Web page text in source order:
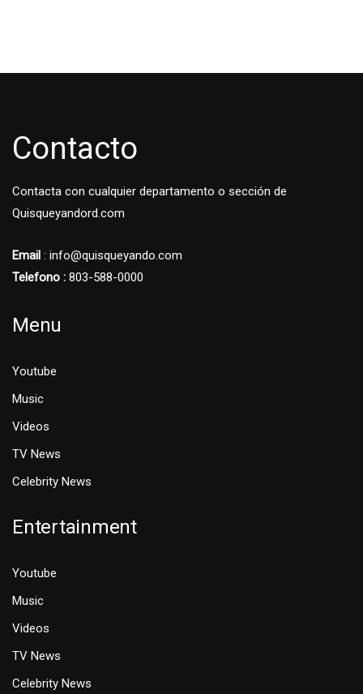
Contacto
Contacta con cualquier departamento o sección de
Quisqueyandord.com
Email : info@quisqueyando.com
Telefono : 803-588-0000
Menu
Youtube
Music
Videos
TV News
Celebrity News
Entertainment
Youtube
Music
Videos
TV News
Celebrity News